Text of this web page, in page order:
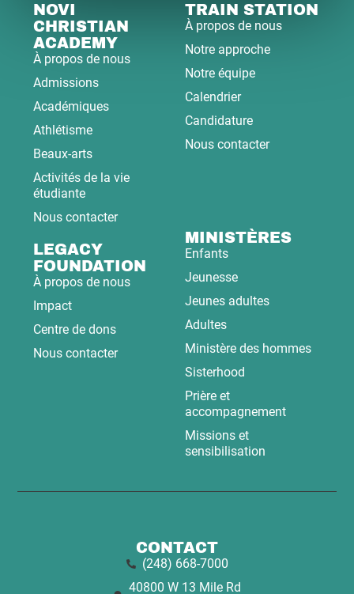
NOVI
CHRISTIAN
ACADEMY
À propos de nous
Admissions
Académiques
Athlétisme
Beaux-arts
Activités de la vie
étudiante
Nous contacter
TRAIN STATION
À propos de nous
Notre approche
Notre équipe
Calendrier
Candidature
Nous contacter
LEGACY
FOUNDATION
À propos de nous
Impact
Centre de dons
Nous contacter
MINISTÈRES
Enfants
Jeunesse
Jeunes adultes
Adultes
Ministère des hommes
Sisterhood
Prière et
accompagnement
Missions et
sensibilisation
CONTACT
(248) 668-7000
40800 W 13 Mile Rd